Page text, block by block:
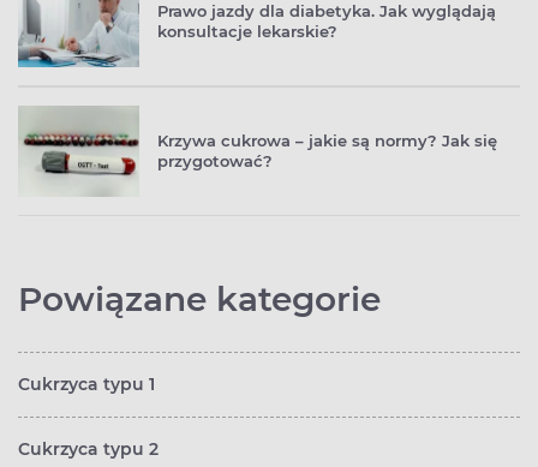
Prawo jazdy dla diabetyka. Jak wyglądają
konsultacje lekarskie?
Krzywa cukrowa – jakie są normy? Jak się
przygotować?
Powiązane kategorie
Cukrzyca typu 1
Cukrzyca typu 2